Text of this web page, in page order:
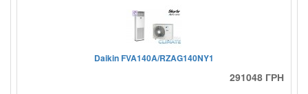
Daikin FVA140A/RZAG140NY1
291048 ГРН